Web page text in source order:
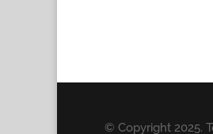
© Copyright 2025.